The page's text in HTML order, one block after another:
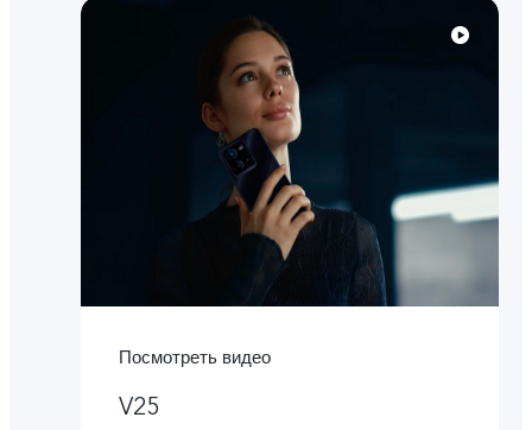
Посмотреть видео
V25